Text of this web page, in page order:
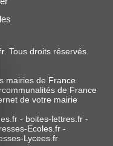
. Tous droits réservés.
mairies de France
de France
de votre mairie
- boites-lettres.fr-
Ecoles.fr -
Lycees.fr